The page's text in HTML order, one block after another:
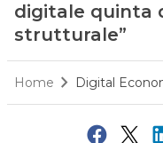
digitale quinta
strutturale”
Home Digital